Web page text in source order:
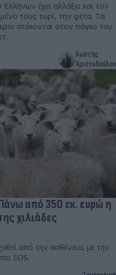
έχει αλλάξει και τον
τους τυρί, την φέτα. Τα
στέκονται στον πάγκο του
Κωστής
Χριστοδούλου
από 350 εκ. ευρώ η
χιλιάδες
από την ασθένεια, με την
SOS.